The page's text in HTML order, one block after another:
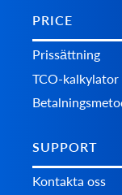
PRICE
Prissättning
TCO-kalkylator
SUPPORT
Kontakta oss